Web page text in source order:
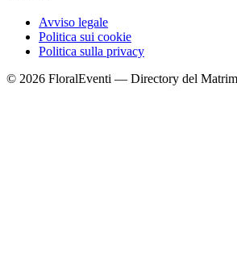
Avviso legale
Politica sui cookie
Politica sulla privacy
© 2026 FloralEventi — Directory del